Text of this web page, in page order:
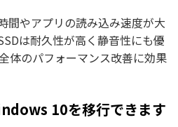
間やアプリの読み込み速度が大
は耐久性が高く静音性にも優
体のパフォーマンス改善に効果
10を移行できます